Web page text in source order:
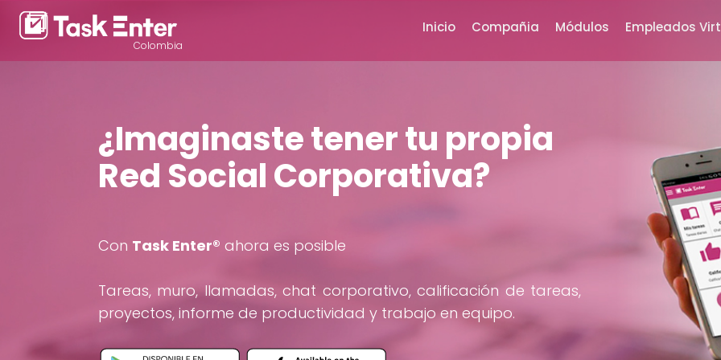
Colombia
Inicio Compañia Módulos Empleados
¿Imaginaste tener tu propia
Red Social Corporativa?
Con Task Enter® ahora es posible
Tareas, muro, llamadas, chat corporativo, calificación de tareas,
proyectos, informe de productividad y trabajo en equipo.